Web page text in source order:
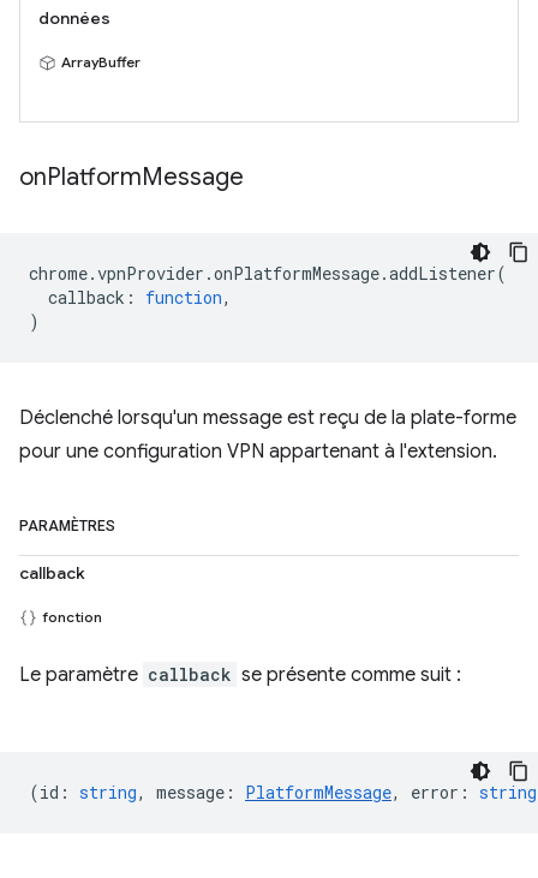
données
ArrayBuffer
onPlatformMessage
chrome.vpnProvider .onPlatformMessage.addListener(
callback : function,
)
Déclenché lorsqu'un message est reçu de la plate-forme
pour une configuration VPN appartenant à l'extension.
PARAMÈTRES
callback
fonction
Le paramètre callback se présente comme suit :
(id : string, message : PlatformMessage, error : string